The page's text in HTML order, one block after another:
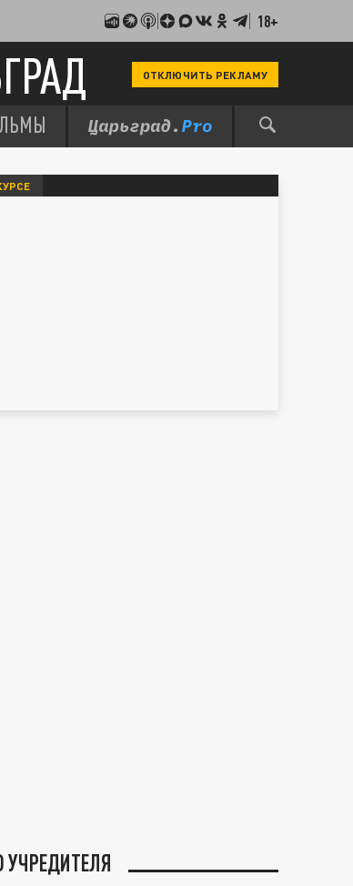
18+
ОТКЛЮЧИТЬ РЕКЛАМУ
УЧРЕДИТЕЛЯ